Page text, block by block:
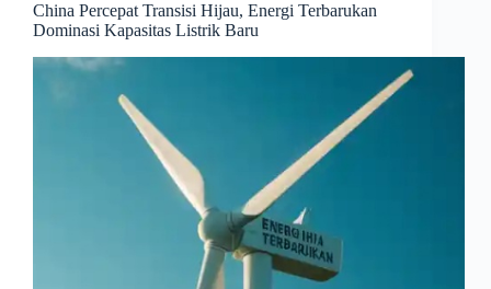
China Percepat Transisi Hijau, Energi Terbarukan
Dominasi Kapasitas Listrik Baru